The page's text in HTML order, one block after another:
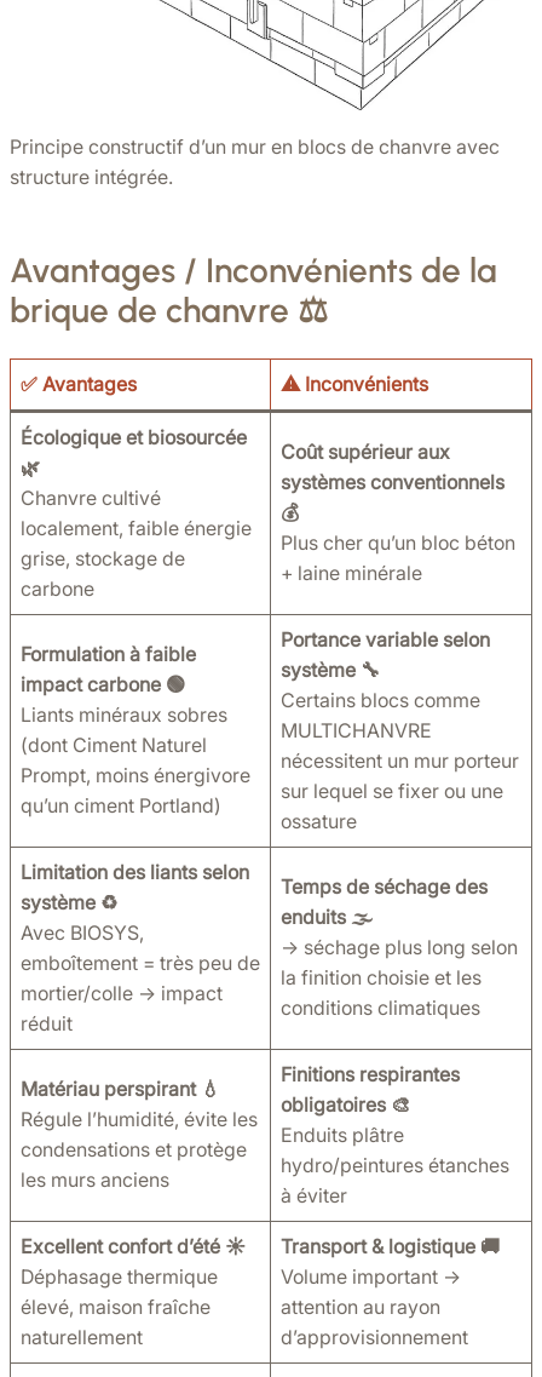
Principe constructif d’un mur en blocs de chanvre avec
structure intégrée.
Avantages / Inconvénients de la
brique de chanvre ⚖️
✅ Avantages ⚠️ Inconvénients
Écologique et biosourcée
🌿
Chanvre cultivé
localement, faible énergie
grise, stockage de
carbone
Coût supérieur aux
systèmes conventionnels
💰
Plus cher qu’un bloc béton
+ laine minérale
Formulation à faible
impact carbone 🟢
Liants minéraux sobres
(dont Ciment Naturel
Prompt, moins énergivore
qu’un ciment Portland)
Portance variable selon
système 🔧
Certains blocs comme
MULTICHANVRE
nécessitent un mur porteur
sur lequel se fixer ou une
ossature
Limitation des liants selon
système ♻️
Avec BIOSYS,
emboîtement = très peu de
mortier/colle → impact
réduit
Temps de séchage des
enduits 🌫️
→ séchage plus long selon
la finition choisie et les
conditions climatiques
Matériau perspirant 💧
Régule l’humidité, évite les
condensations et protège
les murs anciens
Finitions respirantes
obligatoires 🎨
Enduits plâtre
hydro/peintures étanches
à éviter
Excellent confort d’été ☀️
Déphasage thermique
élevé, maison fraîche
naturellement
Transport & logistique 🚚
Volume important →
attention au rayon
d’approvisionnement